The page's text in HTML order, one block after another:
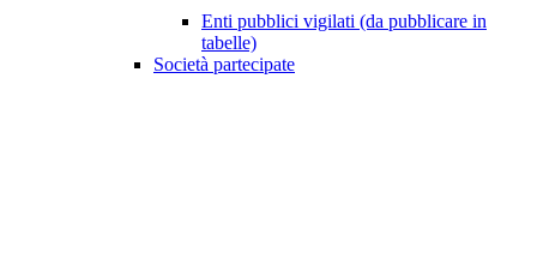
Enti pubblici vigilati (da pubblicare in
tabelle)
Società partecipate